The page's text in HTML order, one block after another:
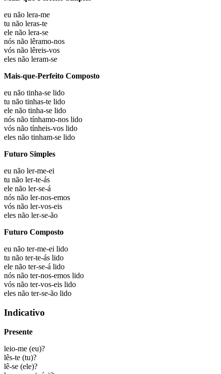
eu não lera-me
tu não leras-te
ele não lera-se
nós não lêramo-nos
vós não lêreis-vos
eles não leram-se
Mais-que-Perfeito Composto
eu não tinha-se lido
tu não tinhas-te lido
ele não tinha-se lido
nós não tínhamo-nos lido
vós não tínheis-vos lido
eles não tinham-se lido
Futuro Simples
eu não ler-me-ei
tu não ler-te-ás
ele não ler-se-á
nós não ler-nos-emos
vós não ler-vos-eis
eles não ler-se-ão
Futuro Composto
eu não ter-me-ei lido
tu não ter-te-ás lido
ele não ter-se-á lido
nós não ter-nos-emos lido
vós não ter-vos-eis lido
eles não ter-se-ão lido
Indicativo
Presente
leio-me (eu)?
lês-te (tu)?
lê-se (ele)?